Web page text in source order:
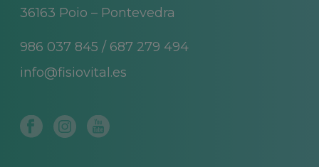
36163 Poio – Pontevedra
986 037 845 / 687 279 494
info@fisiovital.es